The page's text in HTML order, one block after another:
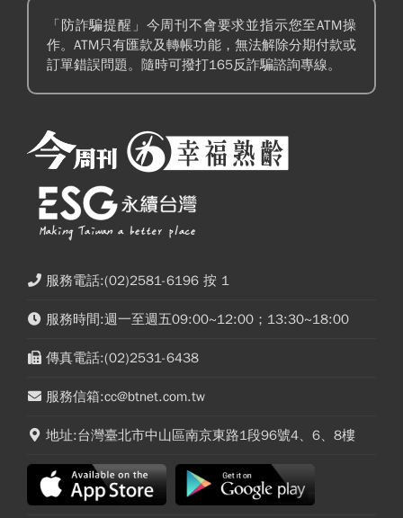
「防詐騙提醒」今周刊不會要求並指示您至ATM操
作。ATM只有匯款及轉帳功能，無法解除分期付款或
訂單錯誤問題。隨時可撥打165反詐騙諮詢專線。
服務電話:(02)2581-6196 按 1
服務時間:週一至週五09:00~12:00；13:30~18:00
傳真電話:(02)2531-6438
服務信箱:cc@btnet.com.tw
地址:台灣臺北市中山區南京東路1段96號4、6、8樓